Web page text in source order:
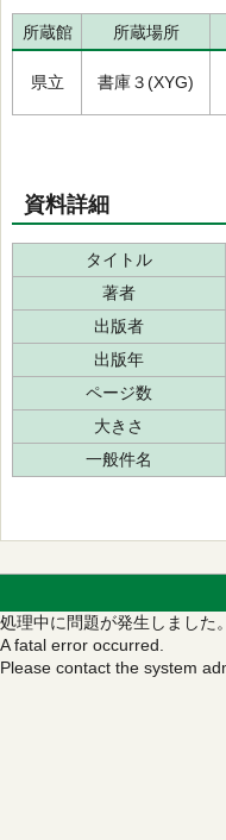
所蔵館 所蔵場所
県立 書庫３(XYG)
資料詳細
タイトル
著者
出版者
出版年
ページ数
大きさ
一般件名
処理中に問題が発生しました
A fatal error occurred.
Please contact the system